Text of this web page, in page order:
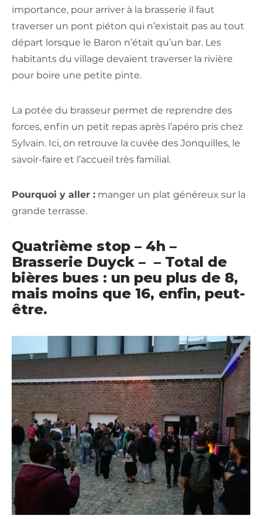
importance, pour arriver à la brasserie il faut
traverser un pont piéton qui n’existait pas au tout
départ lorsque le Baron n’était qu’un bar. Les
habitants du village devaient traverser la rivière
pour boire une petite pinte.
La potée du brasseur permet de reprendre des
forces, enfin un petit repas après l’apéro pris chez
Sylvain. Ici, on retrouve la cuvée des Jonquilles, le
savoir-faire et l’accueil très familial.
Pourquoi y aller : manger un plat généreux sur la
grande terrasse.
Quatrième stop – 4h –
Brasserie Duyck – – Total de
bières bues : un peu plus de 8,
mais moins que 16, enfin, peut-
être.